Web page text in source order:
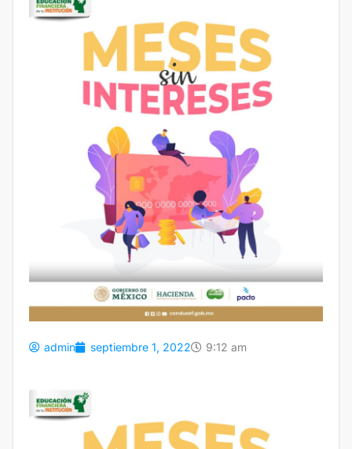
admin septiembre 1, 2022 9:12 am